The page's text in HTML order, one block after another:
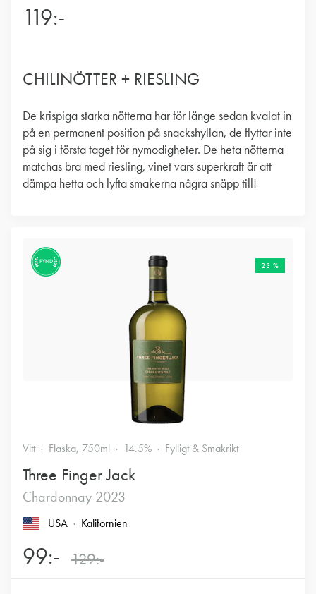
119:-
CHILINÖTTER + RIESLING
De krispiga starka nötterna har för länge sedan kvalat in
på en permanent position på snackshyllan, de flyttar inte
på sig i första taget för nymodigheter. De heta nötterna
matchas bra med riesling, vinet vars superkraft är att
dämpa hetta och lyfta smakerna några snäpp till!
FYND 23 %
Vitt Flaska, 750ml 14.5% Fylligt & Smakrikt
Three Finger Jack
Chardonnay 2023
USA Kalifornien
99:- 129:-